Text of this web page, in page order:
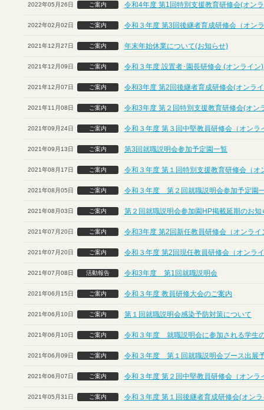
2022年05月26日 ご案内 令和4年度 第1回特別支援教育研修会(オン
2022年02月02日 ご案内 令和３年度 第3回後継者育成研修会（オン
2021年12月27日 ご案内 年末年始休業について(お知らせ)
2021年12月09日 ご案内 令和３年度 設置者･園長研修会 (オンライン)
2021年12月07日 ご案内 令和3年度 第2回後継者育成研修会(オンラ
2021年11月08日 ご案内 令和3年度 第２回特別支援教育研修会(オン
2021年09月24日 ご案内 令和３年度 第３回中堅教員研修会（オンラ
2021年09月13日 ご案内 第3回就職説明会参加予定園一覧
2021年08月17日 ご案内 令和３年度 第１回特別支援教育研修会（オ
2021年08月05日 ご案内 令和３年度 第２回就職説明会参加予定園
2021年08月03日 ご案内 第２回就職説明会参加園HP掲載延期のお知
2021年07月20日 ご案内 令和3年度 第2回新任教員研修会（オンライ
2021年07月20日 ご案内 令和３年度 第2回現任教員研修会（オンラ
2021年07月08日 活動報告 令和3年度 第1回就職説明会
2021年06月15日 ご案内 令和３年度 教員研修大会のご案内
2021年06月10日 ご案内 第１回就職説明会感染予防対策について
2021年06月10日 ご案内 令和３年度 就職説明会に参加される学生
2021年06月09日 ご案内 令和３年度 第１回就職説明会ブース出展
2021年06月07日 ご案内 令和３年度 第２回中堅教員研修会（オンラ
2021年05月31日 ご案内 令和３年度 第１回後継者育成研修会(オン